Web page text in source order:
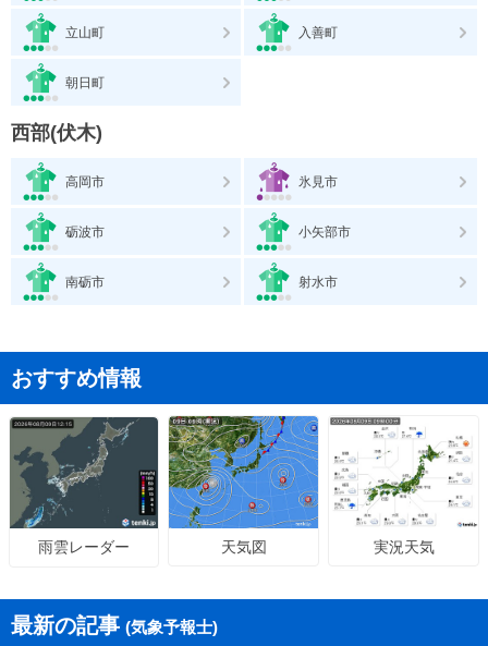
立山町 入善町
朝日町
西部(伏木)
高岡市 氷見市
砺波市 小矢部市
南砺市 射水市
おすすめ情報
雨雲レーダー 天気図 実況天気
最新の記事 (気象予報士)